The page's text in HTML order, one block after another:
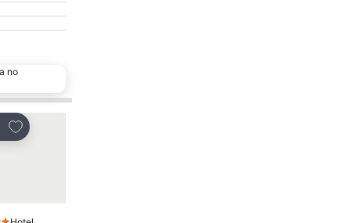
no
Adicionar aos favoritos